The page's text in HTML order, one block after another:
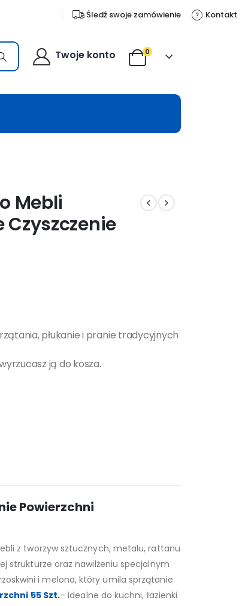
Śledź swoje zamówienie Kontakt
Twoje konto 0
Mebli
Czyszczenie
płukanie i pranie tradycyjnych
ją do kosza.
Powierzchni
z tworzyw sztucznych, metalu, rattanu
strukturze oraz nawilżeniu specjalnym
i melona, który umila sprzątanie.
55 Szt.– idealne do kuchni, łazienki